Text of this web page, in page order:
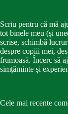
Scriu pentru că mă
tot binele meu (și
scrise, schimbă
despre copiii mei,
frumoasă. Încerc să
simțăminte și
Cele mai recente